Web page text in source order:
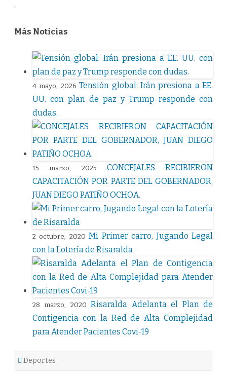
.
Más Noticias
4 mayo, 2026 Tensión global: Irán presiona a EE.
UU. con plan de paz y Trump responde con
dudas.
15 marzo, 2025
CONCEJALES RECIBIERON
CAPACITACIÓN POR PARTE DEL GOBERNADOR,
JUAN DIEGO PATIÑO OCHOA.
2 octubre, 2020 Mi Primer carro, Jugando Legal
con la Lotería de Risaralda
28 marzo, 2020 Risaralda Adelanta el Plan de
Contigencia con la Red de Alta Complejidad
para Atender Pacientes Covi-19
Deportes